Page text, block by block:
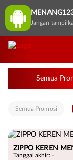
Jangan
Semua
Semua Promosi
ZIPPO KEREN
Tanggal akhir: -